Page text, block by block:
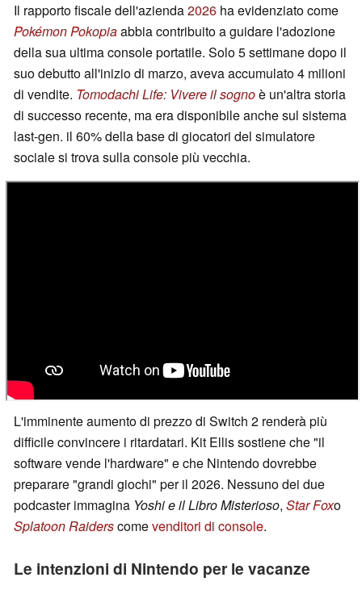
Il rapporto fiscale dell'azienda2026 ha evidenziato come
Pokémon Pokopiaabbia contribuito a guidare l'adozione
della sua ultima console portatile. Solo 5 settimane dopo il
suo debutto all'inizio di marzo, aveva accumulato 4 milioni
di vendite. Tomodachi Life: Vivere il sognoè un'altra storia
di successo recente, ma era disponibile anche sul sistema
last-gen. il 60% della base di giocatori del simulatore
sociale si trova sulla console più vecchia.
L'imminente aumento di prezzo di Switch 2 renderà più
difficile convincere i ritardatari. Kit Ellis sostiene che "il
software vende l'hardware" e che Nintendo dovrebbe
preparare "grandi giochi" per il 2026. Nessuno dei due
podcaster immagina Yoshi e il Libro Misterioso, Star Foxo
Splatoon Raiderscomevenditori di console.
Le intenzioni di Nintendo per le vacanze